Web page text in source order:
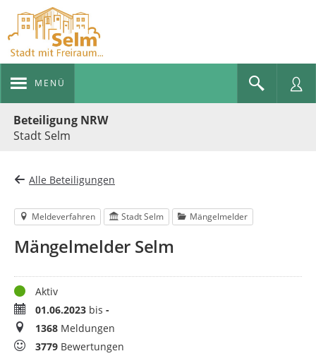
MENÜ
Beteiligung NRW
Stadt Selm
Alle Beteiligungen
Meldeverfahren Stadt Selm Mängelmelder
Mängelmelder Selm
StatusAktiv
Zeitraum01.06.2023 bis -
Meldungen
1368 Meldungen
Bewertungen
3779 Bewertungen